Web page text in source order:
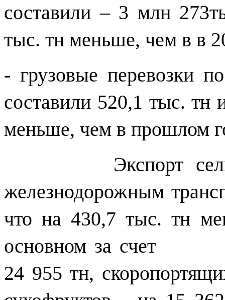
составили – 3 млн
тыс. тн меньше, чем в в
- грузовые перевозки
составили 520,1 тыс. тн
меньше, чем в прошлом
Экспорт
железнодорожным
что на 430,7 тыс. тн
основном за счет
24 955 тн,